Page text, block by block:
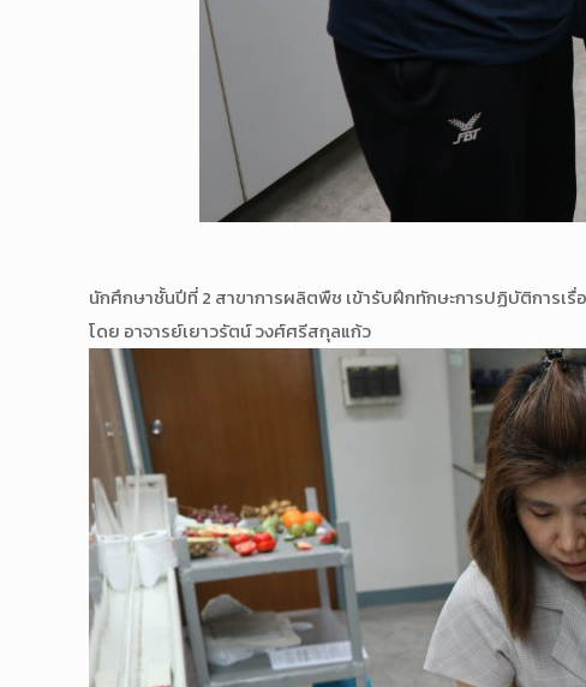
นักศึกษาชั้นปีที่ 2 สาขาการผลิตพืช เข้ารับฝึกทักษะการปฏิบัติการเ
โดย อาจารย์เยาวรัตน์ วงศ์ศรีสกุลแก้ว